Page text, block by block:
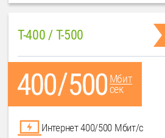
T-400 / T-500
Мбит
сек
Интернет 400/500 Мбит/с